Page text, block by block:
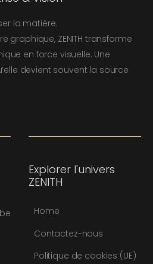
la matière.
graphique, ZENITH transforme
en force visuelle. Une
devient souvent la source
Explorer l'univers
ZENITH
Home
Contactez-nous
Politique de cookies (UE)